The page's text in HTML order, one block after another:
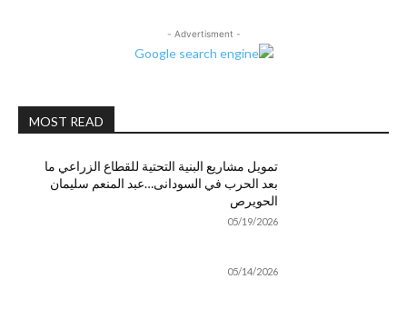
- Advertisment -
MOST READ
تمويل مشاريع البنية التحتية للقطاع الزراعي ما
بعد الحرب في السودانى…عبد المنعم سليمان
الحويرص
05/19/2026
05/14/2026